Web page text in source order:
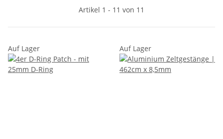
Artikel 1 - 11 von 11
Auf Lager Auf Lager